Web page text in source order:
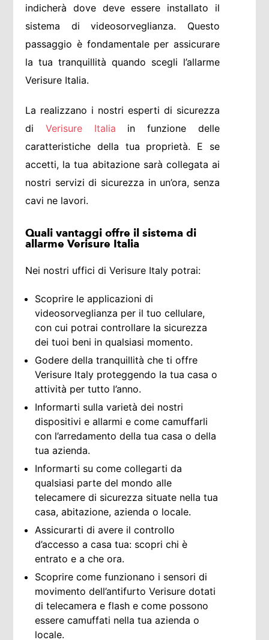
indicherà dove deve essere installato il
sistema di videosorveglianza. Questo
passaggio è fondamentale per assicurare
la tua tranquillità quando scegli l’allarme
Verisure Italia.
La realizzano i nostri esperti di sicurezza
diVerisure Italia
in funzione delle
caratteristiche della tua proprietà. E se
accetti, la tua abitazione sarà collegata ai
nostri servizi di sicurezza in un’ora, senza
cavi ne lavori.
Quali vantaggi offre il sistema di
allarme Verisure Italia
Nei nostri uffici diVerisure Italy potrai:
Scoprire le applicazioni di
videosorveglianza per il tuo cellulare,
con cui potrai controllare la sicurezza
dei tuoi beni in qualsiasi momento.
Godere della tranquillità che ti offre
Verisure Italy proteggendo la tua casa o
attività per tutto l’anno.
Informarti sulla varietà dei nostri
dispositivi e allarmi e come camuffarli
con l’arredamento della tua casa o della
tua azienda.
Informarti su come collegarti da
qualsiasi parte del mondo alle
telecamere di sicurezza situate nella tua
casa, abitazione, azienda o locale.
Assicurarti di avere il controllo
d’accesso a casa tua: scopri chi è
entrato e a che ora.
Scoprire come funzionano i sensori di
movimento dell’antifurto Verisure dotati
di telecamera e flash e come possono
essere camuffati nella tua azienda o
locale.